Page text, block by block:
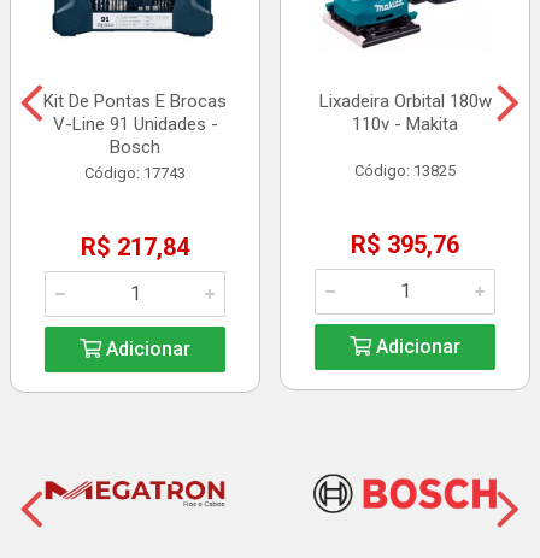
Kit De Pontas E Brocas
V-Line 91 Unidades -
Bosch
Código: 17743
R$ 217,84
Adicionar
Lixadeira Orbital 180w
110v - Makita
Código: 13825
R$ 395,76
Adicionar